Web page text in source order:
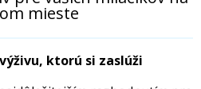
mieste
ktorú si zaslúži